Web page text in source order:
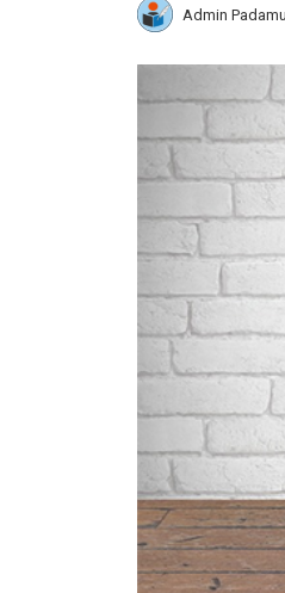
Admin Padamu